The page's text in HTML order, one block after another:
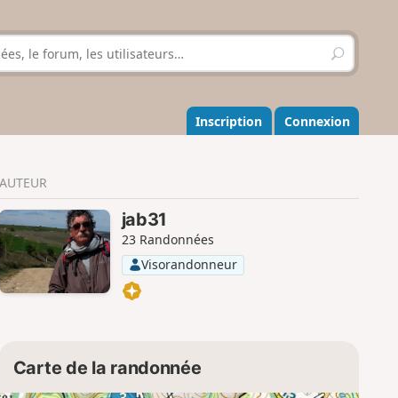
R
e
h
e
r
r
Inscription Connexion
AUTEUR
jab31
23 Randonnées
Visorandonneur
Carte de la randonnée